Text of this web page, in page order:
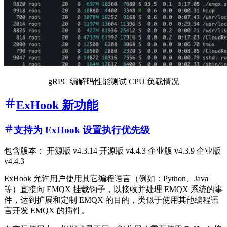
gRPC 编解码性能测试 CPU 负载情况
ExHook 新功能
支持为 ExHook 设置执行优先级
包含版本： 开源版 v4.3.14 开源版 v4.4.3 企业版 v4.3.9 企业版
v4.4.3
ExHook 允许用户使用其它编程语言（例如：Python、Java
等）直接向 EMQX 挂载钩子，以接收并处理 EMQX 系统的事
件，达到扩展和定制 EMQX 的目的，类似于使用其他编程语
言开发 EMQX 的插件。